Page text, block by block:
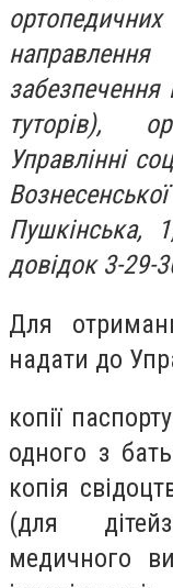
забезпечення
туторів),
Управлінні
Пушкінська,
довідок 3-29-
Для
надати до
копії
одного з
копія
(для
медичного